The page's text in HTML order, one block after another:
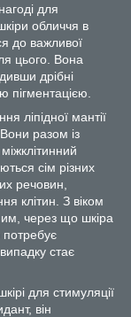
для
обличчя в
до важливої
цього. Вона
дрібні
пігментацією.
ліпідної мантії
разом із
сім різних
речовин,
клітин. З віком
через що шкіра
потребує
стає
для стимуляції
він